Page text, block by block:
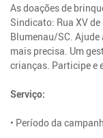
As doações de
Sindicato: Rua XV
Blumenau/SC.
mais precisa. Um
crianças. Participe e
Serviço:
• Período da